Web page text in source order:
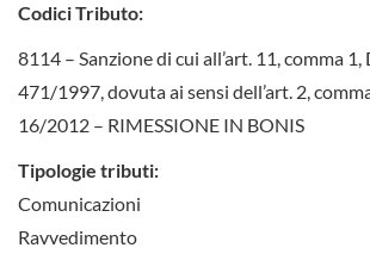
Codici Tributo:
8114 – Sanzione di cui all’art. 11, comma 1,
471/1997, dovuta ai sensi dell’art. 2,
16/2012 – RIMESSIONE IN BONIS
Tipologie tributi:
Comunicazioni
Ravvedimento